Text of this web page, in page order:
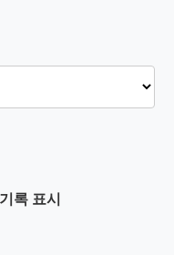
록 표시